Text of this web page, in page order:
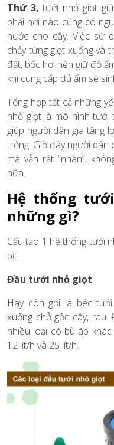
Thứ 3, tưới nhỏ giọt
phải nơi nào cũng có
nước cho cây. Việc sử
chảy từng giọt xuống và
đất, bốc hơi nên giữ độ
khi cung cấp đủ ẩm sẽ
Tổng hợp tất cả những
nhỏ giọt là mô hình tưới
giúp người dân gia tăng
trồng. Giờ đây người dân
mà vẫn rất “nhàn”,
nữa.
Hệ thống
những gì?
Cấu tạo 1 hệ thống tưới
bị:
Đầu tưới nhỏ giọt
Hay còn gọi là béc
xuống chỗ gốc cây,
nhiều loại có bù áp
12 lít/h và 25 lít/h.